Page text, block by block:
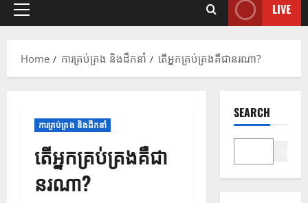
LIVE
Home ការគ្រប់គ្រង និងដឹកនាំ តើអ្នកគ្រប់គ្រងគឺជានរណា?
ការគ្រប់គ្រង និងដឹកនាំ
តើអ្នកគ្រប់គ្រងគឺជា
នរណា?
SEARCH